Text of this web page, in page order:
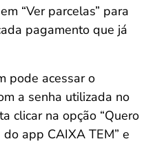
“Ver parcelas” para
pagamento que já
pode acessar o
a senha utilizada no
clicar na opção “Quero
app CAIXA TEM” e